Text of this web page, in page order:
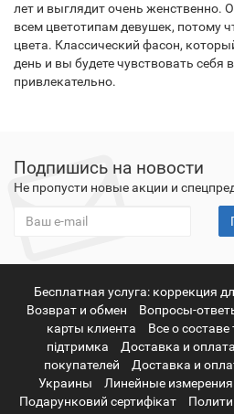
лет и выглядит очень женственно.
всем цветотипам девушек, потому
цвета. Классический фасон,
день и вы будете чувствовать себя
привлекательно.
Подпишись на новости
Не пропусти новые акции и
Бесплатная услуга: коррекция
Возврат и обмен
Вопросы-
карты клиента
Все о составе
підтримка
Доставка и
покупателей
Доставка и
Украины
Линейные
Подарунковий сертифікат